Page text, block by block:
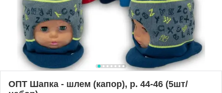
ОПТ Шапка - шлем (капор), р. 44-46 (5шт/